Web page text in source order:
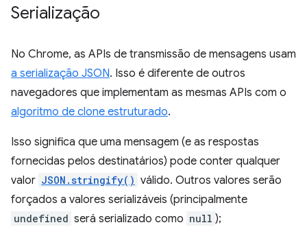
Serialização
No Chrome, as APIs de transmissão de mensagens usam
a serialização JSON. Isso é diferente de outros
navegadores que implementam as mesmas APIs com o
algoritmo de clone estruturado.
Isso significa que uma mensagem (e as respostas
fornecidas pelos destinatários) pode conter qualquer
valor JSON.stringify() válido. Outros valores serão
forçados a valores serializáveis (principalmente
undefined será serializado como null );